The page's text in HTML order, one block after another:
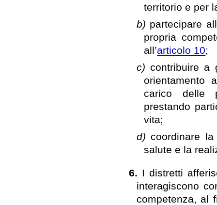
territorio e per
b) partecipare
propria
all’articolo 10;
c)contribuire a
orientamento
carico delle
prestando
vita;
d)coordinare
salute e la
6. I distretti
interagiscono
competenza, al